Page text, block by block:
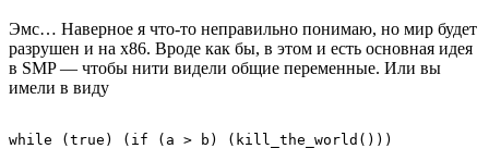
Эмс… Наверное я что-то неправильно понимаю, но мир будет
разрушен и на x86. Вроде как бы, в этом и есть основная идея
в SMP — чтобы нити видели общие переменные. Или вы
имели в виду
while (true) (if (a > b) (kill_the_world()))